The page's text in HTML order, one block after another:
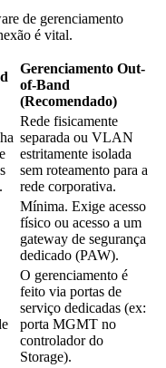
de gerenciamento
é vital.
Gerenciamento Out-
of-Band
(Recomendado)
Rede fisicamente
separada ou VLAN
estritamente isolada
sem roteamento para a
rede corporativa.
Mínima. Exige acesso
físico ou acesso a um
gateway de segurança
dedicado (PAW).
O gerenciamento é
feito via portas de
serviço dedicadas (ex:
porta MGMT no
controlador do
Storage).